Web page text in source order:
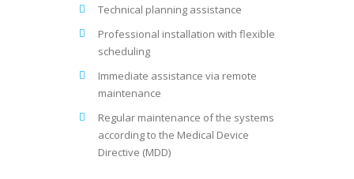
Technical planning assistance
Professional installation with flexible
scheduling
Immediate assistance via remote
maintenance
Regular maintenance of the systems
according to the Medical Device
Directive (MDD)